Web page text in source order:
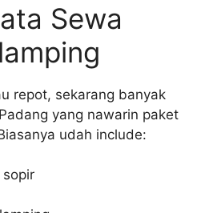
Sewa
repot, sekarang banyak
yang nawarin paket
udah include: